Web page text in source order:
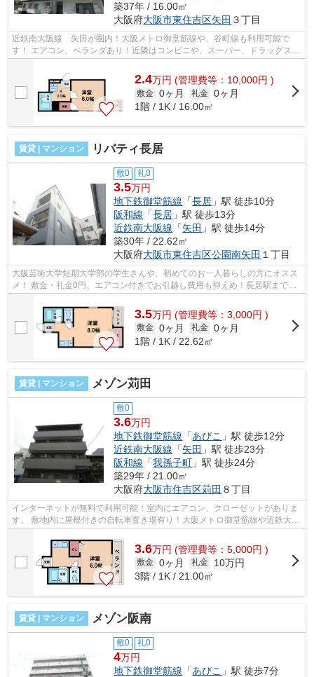
築37年 / 16.00㎡
大阪府大阪市東住吉区矢田 ３丁目
近鉄南大阪線 矢田が圏内！大阪メトロ御堂筋線や、谷町線も利用可能で
す！ エアコン、ベランダあり！近隣はコンビニや、スーパー、ドラッグスト
2.4万円 (管理費等：10,000円 )
敷金 0ヶ月 礼金 0ヶ月
1階 / 1K / 16.00㎡
賃貸 | マンション リバティ長居
敷0 礼0
3.5万円
地下鉄御堂筋線 「長居 」駅 徒歩10分
阪和線 「長居 」駅 徒歩13分
近鉄南大阪線 「矢田 」駅 徒歩14分
築30年 / 22.62㎡
大阪府大阪市東住吉区公園南矢田 １丁目
大阪芸術大学短期大学部の学生さんや、初めてのお一人暮らしの方にオスス
メ！ 敷金・礼金0円、エアコン付きでお引越し費用も抑えめ！長居駅まで徒
3.5万円 (管理費等：3,000円 )
敷金 0ヶ月 礼金 0ヶ月
1階 / 1K / 22.62㎡
賃貸 | マンション メゾン苅田
敷0
3.6万円
地下鉄御堂筋線 「あびこ 」駅 徒歩12分
近鉄南大阪線 「矢田 」駅 徒歩23分
阪和線 「我孫子町 」駅 徒歩24分
築29年 / 21.00㎡
大阪府大阪市住吉区苅田 ８丁目
インターネットが無料で利用可能！室内にエアコン、クローゼットがありま
す。 敷地内に屋根付きの自転車置き場有り！大阪メトロ御堂筋線や近鉄大阪
3.6万円 (管理費等：5,000円 )
敷金 0ヶ月 礼金
10万円
3階 / 1K / 21.00㎡
賃貸 | マンション メゾン阪南
敷0 礼0
4万円
地下鉄御堂筋線 「あびこ 」駅 徒歩7分